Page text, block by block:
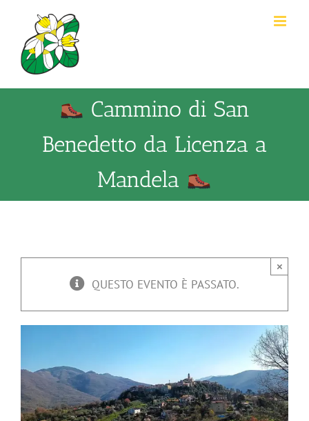
contenuto
Cammino di San
Benedetto da Licenza a
Mandela
QUESTO EVENTO È PASSATO.
×